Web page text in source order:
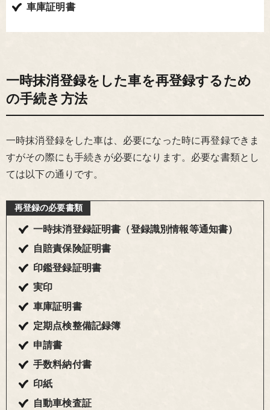
車庫証明書
一時抹消登録をした車を再登録するため
の手続き方法
一時抹消登録をした車は、必要になった時に再登録できま
すがその際にも手続きが必要になります。必要な書類とし
ては以下の通りです。
再登録の必要書類
一時抹消登録証明書（登録識別情報等通知書）
自賠責保険証明書
印鑑登録証明書
実印
車庫証明書
定期点検整備記録簿
申請書
手数料納付書
印紙
自動車検査証